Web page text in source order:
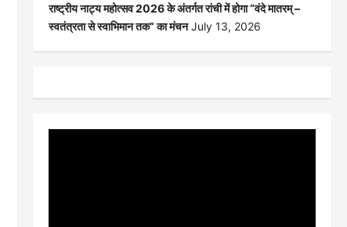
राष्ट्रीय नाट्य महोत्सव 2026 के अंतर्गत रांची में होगा “वंदे मातरम् –
स्वतंत्रता से स्वाभिमान तक” का मंचन July 13, 2026